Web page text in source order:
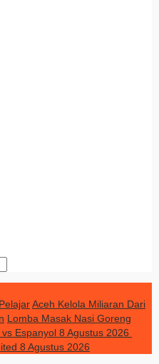
Aceh Kelola Miliaran Dari
Lomba Masak Nasi Goreng
Espanyol 8 Agustus 2026
8 Agustus 2026